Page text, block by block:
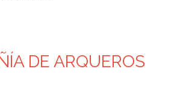
DE ARQUEROS